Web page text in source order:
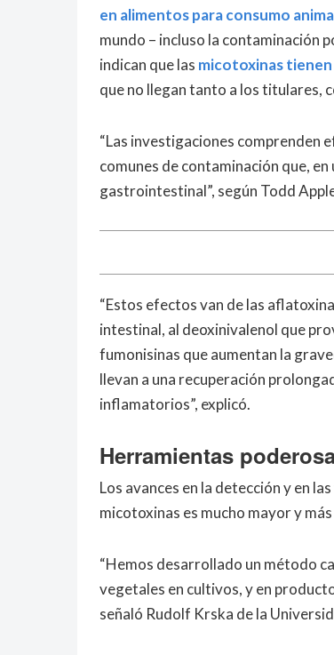
en alimentos para consumo
mundo – incluso la contaminación
indican que las micotoxinas
que no llegan tanto a los titulares,
“Las investigaciones comprenden
comunes de contaminación que,
gastrointestinal”, según Todd
“Estos efectos van de las
intestinal, al deoxinivalenol que
fumonisinas que aumentan la
llevan a una recuperación
inflamatorios”, explicó.
Herramientas
Los avances en la detección y en
micotoxinas es mucho mayor y
“Hemos desarrollado un método
vegetales en cultivos, y en
señaló Rudolf Krska de la